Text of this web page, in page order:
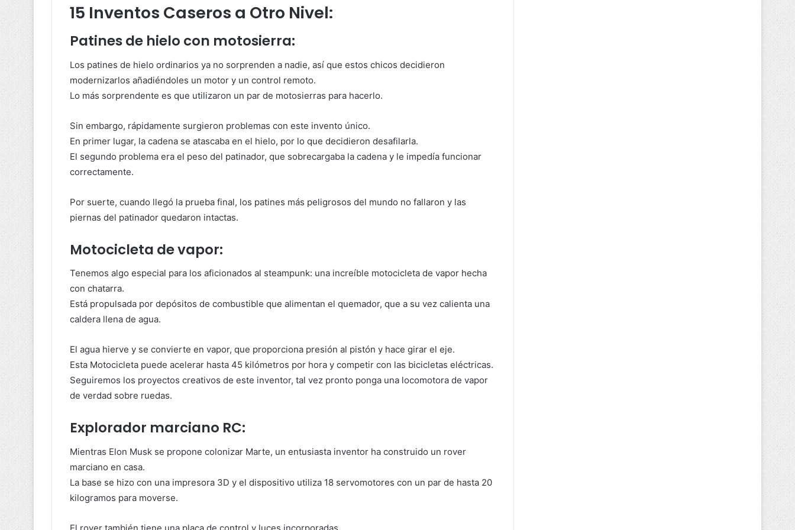
15 Inventos Caseros a Otro Nivel:
Patines de hielo con motosierra:
Los patines de hielo ordinarios ya no sorprenden a nadie, así que estos chicos decidieron
modernizarlos añadiéndoles un motor y un control remoto.
Lo más sorprendente es que utilizaron un par de motosierras para hacerlo.
Sin embargo, rápidamente surgieron problemas con este invento único.
En primer lugar, la cadena se atascaba en el hielo, por lo que decidieron desafilarla.
El segundo problema era el peso del patinador, que sobrecargaba la cadena y le impedía funcionar
correctamente.
Por suerte, cuando llegó la prueba final, los patines más peligrosos del mundo no fallaron y las
piernas del patinador quedaron intactas.
Motocicleta de vapor:
Tenemos algo especial para los aficionados al steampunk: una increíble motocicleta de vapor hecha
con chatarra.
Está propulsada por depósitos de combustible que alimentan el quemador, que a su vez calienta una
caldera llena de agua.
El agua hierve y se convierte en vapor, que proporciona presión al pistón y hace girar el eje.
Esta Motocicleta puede acelerar hasta 45 kilómetros por hora y competir con las bicicletas eléctricas.
Seguiremos los proyectos creativos de este inventor, tal vez pronto ponga una locomotora de vapor
de verdad sobre ruedas.
Explorador marciano RC:
Mientras Elon Musk se propone colonizar Marte, un entusiasta inventor ha construido un rover
marciano en casa.
La base se hizo con una impresora 3D y el dispositivo utiliza 18 servomotores con un par de hasta 20
kilogramos para moverse.